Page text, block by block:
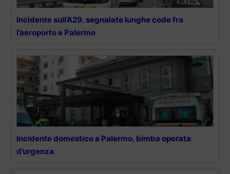
Incidente sull’A29, segnalate lunghe code fra
l’aeroporto e Palermo
Incidente domestico a Palermo, bimba operata
d’urgenza